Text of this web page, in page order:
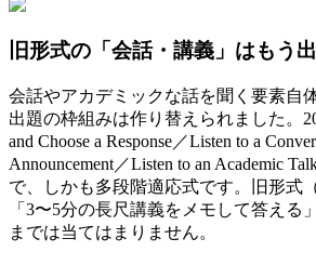
旧形式の「会話・講義」はもう
会話やアカデミックな話を聞く要素自
出題の枠組みは作り替えられました。
and Choose a Response／Listen to a
Announcement／Listen to an Academic
で、しかも多段階適応式です。旧形式
「3〜5分の長尺講義をメモして答える
までは当てはまりません。